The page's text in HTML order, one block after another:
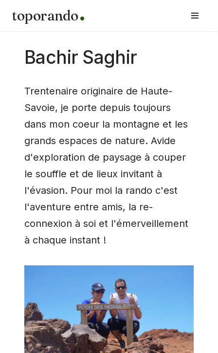
contenu
toporando
Bachir Saghir
Trentenaire originaire de Haute-
Savoie, je porte depuis toujours
dans mon coeur la montagne et les
grands espaces de nature. Avide
d'exploration de paysage à couper
le souffle et de lieux invitant à
l'évasion. Pour moi la rando c'est
l'aventure entre amis, la re-
connexion à soi et l'émerveillement
à chaque instant !